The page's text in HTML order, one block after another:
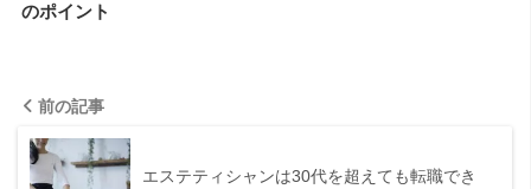
のポイント
前の記事
エステティシャンは30代を超えても転職でき